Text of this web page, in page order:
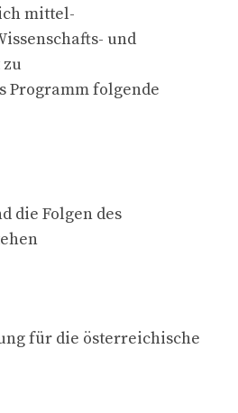
mittel-
und
Programm folgende
die Folgen des
für die österreichische